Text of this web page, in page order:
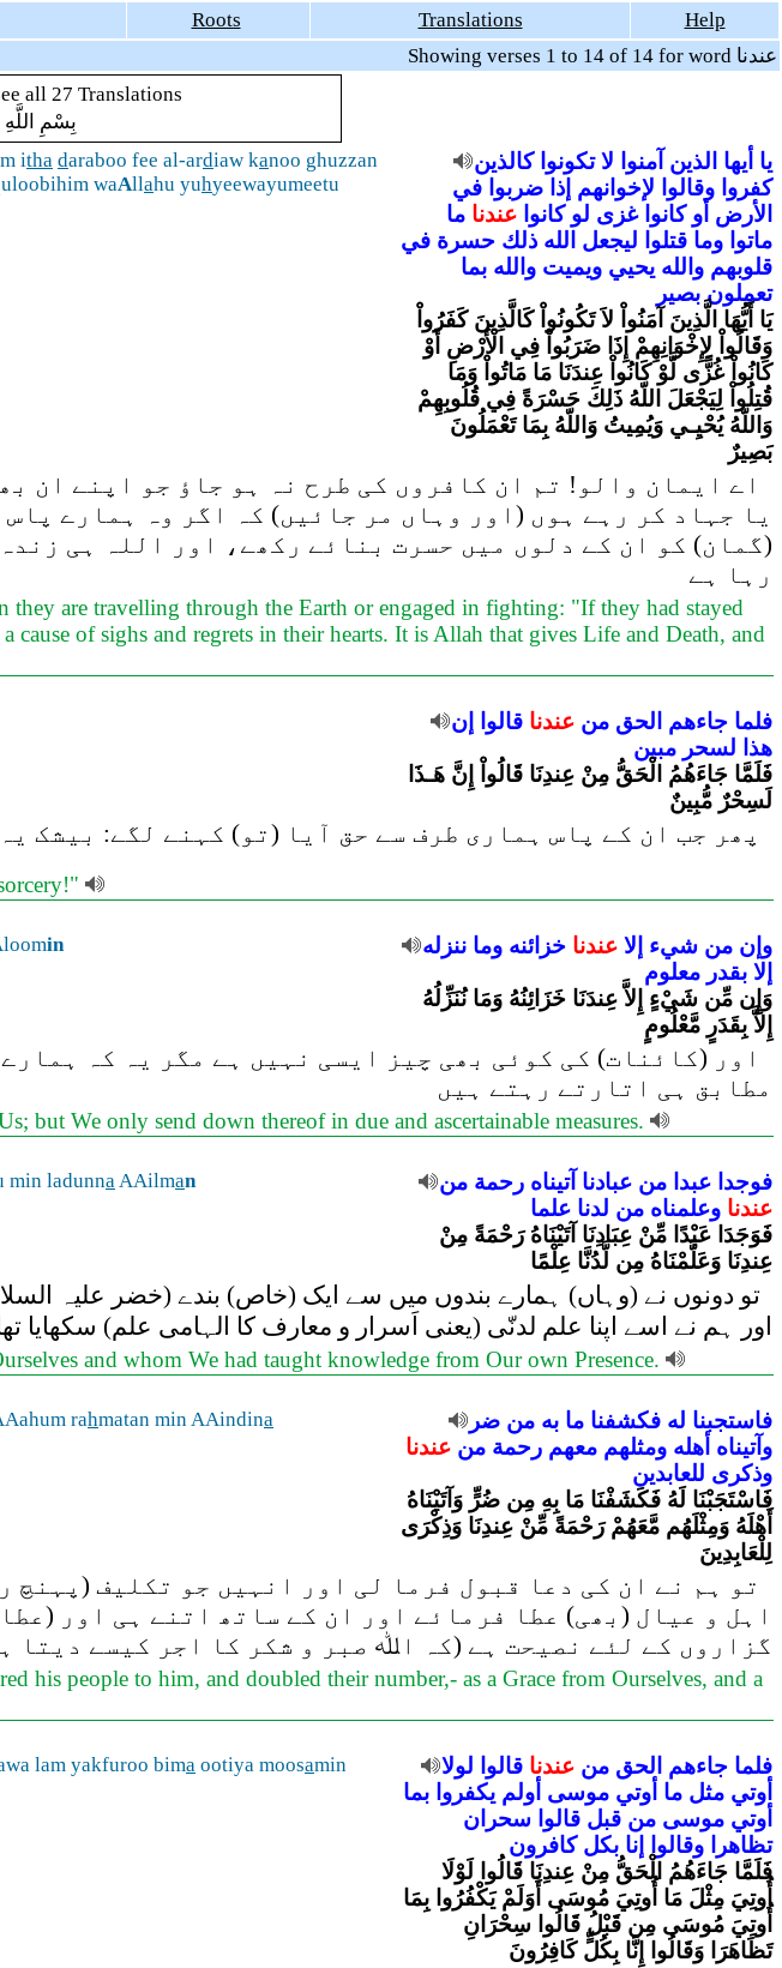
Roots Translations
Help
Showing verses 1 to 14 of 14 for word عندنا
all 27 Translations
بِسْمِ
itha daraboo fee al-ardiaw kanoo ghuzzan
waAllahu yuhyeewayumeetu
يا أيها الذين آمنوا لا تكونوا كالذين
كفروا وقالوا لإخوانهم إذا ضربوا في
الأرض أو كانوا غزى لو كانوا عندنا ما
ماتوا وما قتلوا ليجعل الله ذلك حسرة في
قلوبهم والله يحيي ويميت والله بما
تعملون بصير
يَا أَيُّهَا الَّذِينَ آمَنُواْ لاَ تَكُونُواْ كَالَّذِينَ كَفَرُواْ
وَقَالُواْ لِإِخْوَانِهِمْ إِذَا ضَرَبُواْ فِي الْأَرْضِ أَوْ
كَانُواْ غُزًّى لَّوْ كَانُواْ عِندَنَا مَا مَاتُواْ وَمَا
قُتِلُواْ لِيَجْعَلَ اللّهُ ذَلِكَ حَسْرَةً فِي قُلُوبِهِمْ
وَاللّهُ يُحْيِـي وَيُمِيتُ وَاللّهُ بِمَا تَعْمَلُونَ
بَصِيرٌ
اے ایمان والو! تم ان کافروں کی طرح نہ ہو جاؤ جو اپنے ان
یا جہاد کر رہے ہوں (اور وہاں مر جائیں) کہ اگر وہ ہمارے
(گمان) کو ان کے دلوں میں حسرت بنائے رکھے، اور اللہ ہی
رہا ہے
are travelling through the Earth or engaged in fighting: "If they had stayed
of sighs and regrets in their hearts. It is Allah that gives Life and Death, and
فلما جاءهم الحق من عندنا قالوا
إن
هذا لسحر مبين
فَلَمَّا جَاءَهُمُ الْحَقُّ مِنْ عِندِنَا قَالُواْ إِنَّ هَـذَا
لَسِحْرٌ مُّبِينٌ
پھر جب ان کے پاس ہماری طرف سے حق آیا (تو) کہنے لگے: بیشک یہ
in وإن من شيء إلا عندنا خزائنه وما ننزله
إلا بقدر معلوم
وَإِن مِّن شَيْءٍ إِلاَّ عِندَنَا خَزَائِنُهُ وَمَا نُنَزِّلُهُ
إِلاَّ بِقَدَرٍ مَّعْلُومٍ
اور (کائنات) کی کوئی بھی چیز ایسی نہیں ہے مگر یہ کہ
مطابق ہی اتارتے رہتے ہیں
but We only send down thereof in due and ascertainable measures.
min ladunnaAAilman فوجدا عبدا من عبادنا آتيناه رحمة من
عندنا وعلمناه من لدنا علما
فَوَجَدَا عَبْدًا مِّنْ عِبَادِنَا آتَيْنَاهُ رَحْمَةً مِنْ
عِندِنَا وَعَلَّمْنَاهُ مِن لَّدُنَّا عِلْمًا
تو دونوں نے (وہاں) ہمارے بندوں میں سے ایک (خاص) بندے (خضر علیہ
اور ہم نے اسے اپنا علم لدنّی (یعنی اَسرار و معارف کا الہامی علم) سکھایا
and whom We had taught knowledge from Our own Presence.
rahmatan min AAindina
فاستجبنا له فكشفنا ما به من ضر
وآتيناه أهله ومثلهم معهم رحمة من عندنا
وذكرى للعابدين
فَاسْتَجَبْنَا لَهُ فَكَشَفْنَا مَا بِهِ مِن ضُرٍّ وَآتَيْنَاهُ
أَهْلَهُ وَمِثْلَهُم مَّعَهُمْ رَحْمَةً مِّنْ عِندِنَا وَذِكْرَى
لِلْعَابِدِينَ
تو ہم نے ان کی دعا قبول فرما لی اور انہیں جو تکلیف
اہل و عیال (بھی) عطا فرمائے اور ان کے ساتھ اتنے ہی اور
گزاروں کے لئے نصیحت ہے (کہ اﷲ صبر و شکر کا اجر کیسے دیتا
his people to him, and doubled their number,- as a Grace from Ourselves, and a
lam yakfuroo bima ootiya moosamin
فلما جاءهم الحق من عندنا قالوا لولا
أوتي مثل ما أوتي موسى أولم يكفروا بما
أوتي موسى من قبل قالوا سحران
تظاهرا
وقالوا إنا بكل كافرون
فَلَمَّا جَاءَهُمُ الْحَقُّ مِنْ عِندِنَا قَالُوا لَوْلَا
أُوتِيَ مِثْلَ مَا أُوتِيَ مُوسَى أَوَلَمْ يَكْفُرُوا بِمَا
أُوتِيَ مُوسَى مِن قَبْلُ قَالُوا سِحْرَانِ
تَظَاهَرَا وَقَالُوا إِنَّا بِكُلٍّ كَافِرُونَ